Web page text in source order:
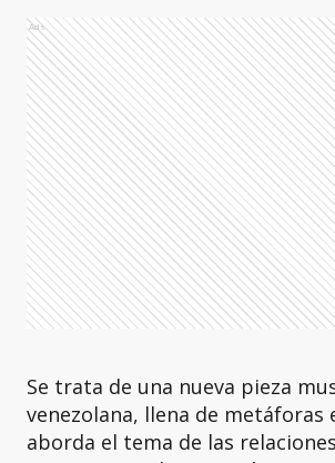
Ads
Se trata de una nueva pieza
venezolana, llena de metáforas
aborda el tema de las